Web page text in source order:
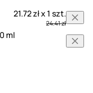
21.72 zł x 1 szt.
24.41 zł
ml